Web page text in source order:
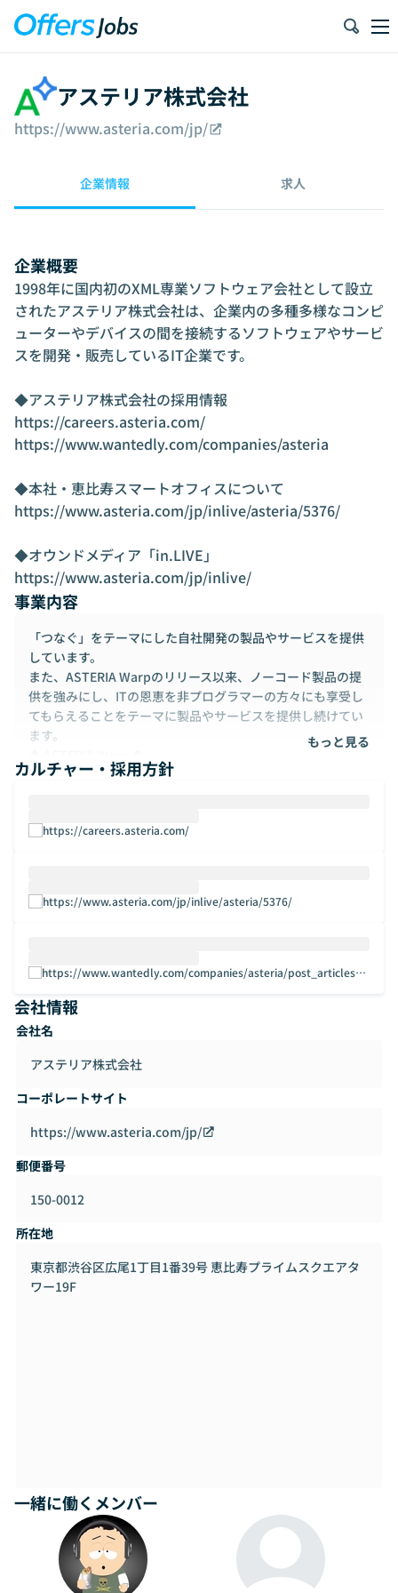
アステリア株式会社
https://www.asteria.com/jp/
企業情報 求人
企業概要
1998年に国内初のXML専業ソフトウェア会社として設立
されたアステリア株式会社は、企業内の多種多様なコンピ
ューターやデバイスの間を接続するソフトウェアやサービ
スを開発・販売しているIT企業です。
◆アステリア株式会社の採用情報
https://careers.asteria.com/
https://www.wantedly.com/companies/asteria
◆本社・恵比寿スマートオフィスについて
https://www.asteria.com/jp/inlive/asteria/5376/
◆オウンドメディア「in.LIVE」
https://www.asteria.com/jp/inlive/
事業内容
「つなぐ」をテーマにした自社開発の製品やサービスを提供
しています。
また、ASTERIA Warpのリリース以来、ノーコード製品の提
供を強みにし、ITの恩恵を非プログラマーの方々にも享受し
てもらえることをテーマに製品やサービスを提供し続けてい
ます。
主力製品の「ASTERIA Warp」は、『誰でも、 もっと ASTER
で、様々なシステムやサービスと連携し、業務の自動化・効
◆ Handbook X ◆
Handbook X 「ハンドブック エックス」は、営業活動、コラ
デバイスをタップするだけで、魅力的なビジュアルの「ブッ
https://www.handbookx.com/
◆ Platio ◆
ノーコードで簡単に作成できる、モバイルアプリ作成ツール
業務に最適なアプリを、誰もがスピーディーに活用できるこ
とで、ビジネスの現場におけるデジタル化とプロセス改善を
実現し、現場のDXを推進します。
https://plat.io/ja/
Gravio「グラヴィオ」はあらゆるデバイスをつなぐエッジイ
ンテグレーションプラットフォームです。
システムの高速化、コストメリット、プライバシー保護に寄
与する最新エッジコンピューティング基盤に、オリジナルの
ノーコード設計を搭載。センサーやカメラからのデータを簡
もっと見る
カルチャー・採用方針
https://careers.asteria.com/
https://www.asteria.com/jp/inlive/asteria/5376/
https://www.wantedly.com/companies/asteria/post_articles/3
会社情報
会社名
アステリア株式会社
コーポレートサイト
https://www.asteria.com/jp/
郵便番号
150-0012
所在地
東京都渋谷区広尾1丁目1番39号 恵比寿プライムスクエアタ
ワー19F
一緒に働くメンバー